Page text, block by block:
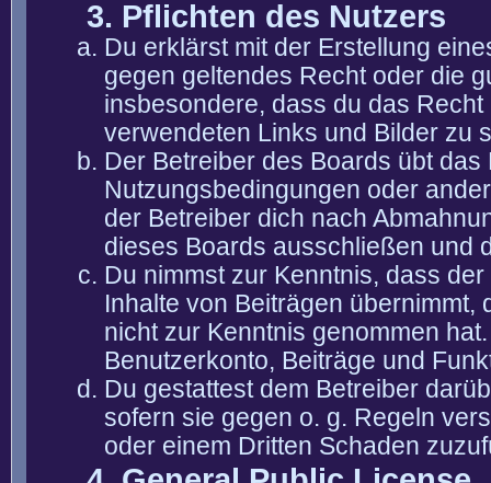
3. Pflichten des Nutzers
Du erklärst mit der Erstellung
gegen geltendes Recht oder die
insbesondere, dass du das
verwendeten Links und Bilder zu
Der Betreiber des Boards übt
Nutzungsbedingungen oder
der Betreiber dich nach
dieses Boards ausschließen und
Du nimmst zur Kenntnis, dass
Inhalte von Beiträgen übernimmt,
nicht zur Kenntnis genommen
Benutzerkonto, Beiträge und
Du gestattest dem Betreiber
sofern sie gegen o. g. Regeln
oder einem Dritten Schaden